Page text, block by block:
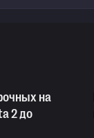
на
2 до